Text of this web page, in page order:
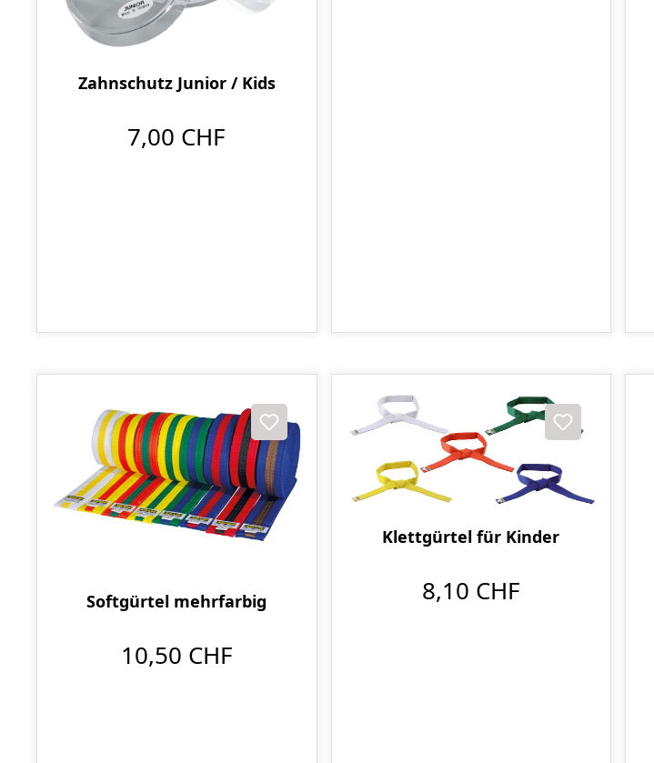
Zahnschutz Junior / Kids
7,00 CHF
Softgürtel mehrfarbig
10,50 CHF
Klettgürtel für Kinder
8,10 CHF